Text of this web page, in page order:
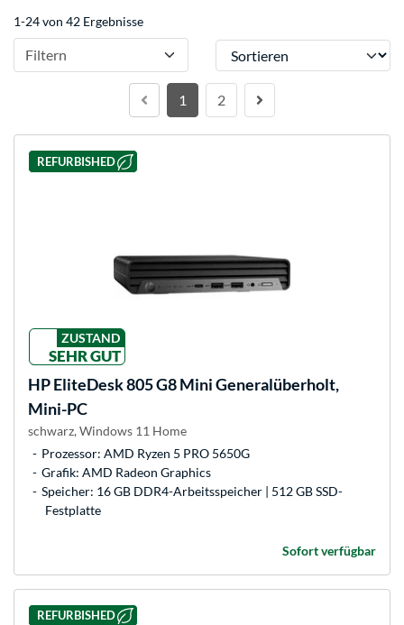
1-24 von 42 Ergebnisse
Filtern Sortieren
1 2
REFURBISHED
ZUSTAND
SEHR GUT
HPEliteDesk 805 G8 Mini Generalüberholt,
Mini-PC
schwarz, Windows 11 Home
Prozessor: AMD Ryzen 5 PRO 5650G
Grafik: AMD Radeon Graphics
Speicher: 16 GB DDR4-Arbeitsspeicher | 512 GB SSD-
Festplatte
Sofort verfügbar
REFURBISHED